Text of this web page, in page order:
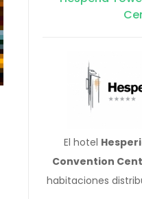
El hotel
Convention
habitaciones